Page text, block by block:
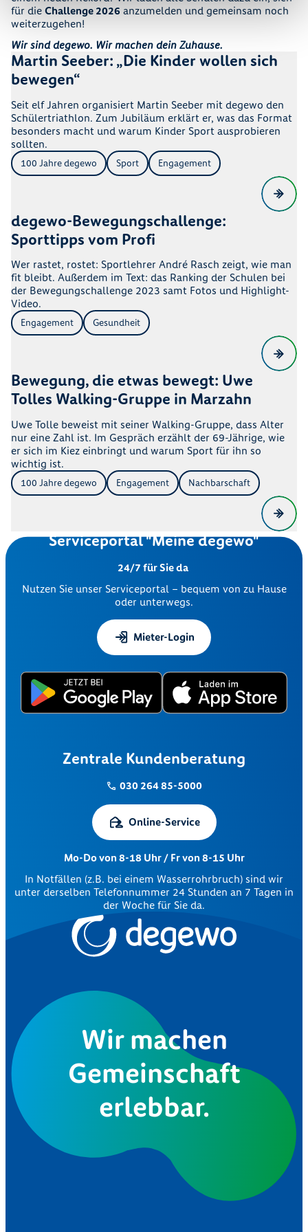
für dieChallenge 2026 anzumelden und gemeinsam noch
weiterzugehen!
Wir sind degewo. Wir machen dein Zuhause.
Martin Seeber: „Die Kinder wollen sich
bewegen“
Seit elf Jahren organisiert Martin Seeber mit degewo den
Schülertriathlon. Zum Jubiläum erklärt er, was das Format
besonders macht und warum Kinder Sport ausprobieren
sollten.
100 Jahre degewo Sport Engagement
degewo-Bewegungschallenge:
Sporttipps vom Profi
Wer rastet, rostet: Sportlehrer André Rasch zeigt, wie man
fit bleibt. Außerdem im Text: das Ranking der Schulen bei
der Bewegungschallenge 2023 samt Fotos und Highlight-
Video.
Engagement Gesundheit
Bewegung, die etwas bewegt: Uwe
Tolles Walking-Gruppe in Marzahn
Uwe Tolle beweist mit seiner Walking-Gruppe, dass Alter
nur eine Zahl ist. Im Gespräch erzählt der 69-Jährige, wie
er sich im Kiez einbringt und warum Sport für ihn so
wichtig ist.
100 Jahre degewo Engagement Nachbarschaft
Serviceportal "Meine degewo"
24/7 für Sie da
Nutzen Sie unser Serviceportal – bequem von zu Hause
oder unterwegs.
Mieter-Login
Zentrale Kundenberatung
030 264 85-5000
Online-Service
Mo-Do von 8-18 Uhr / Fr von 8-15 Uhr
In Notfällen (z.B. bei einem Wasserrohrbruch) sind wir
unter derselben Telefonnummer 24 Stunden an 7 Tagen in
der Woche für Sie da.
Wir machen
Gemeinschaft
erlebbar.